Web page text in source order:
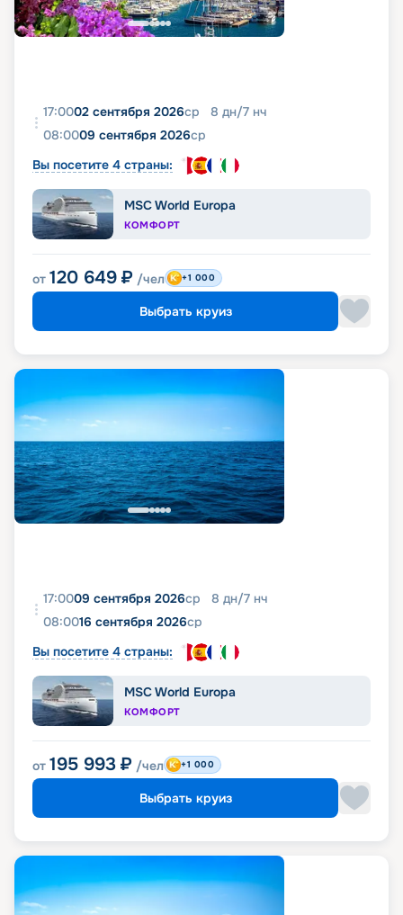
17:0002 сентября 2026ср 8 дн/7 нч
08:0009 сентября 2026ср
Вы посетите 4 страны:
MSC World Europa
КОМФОРТ
от 120 649 ₽ /чел +1 000
Выбрать круиз
17:0009 сентября 2026ср 8 дн/7 нч
08:0016 сентября 2026ср
Вы посетите 4 страны:
MSC World Europa
КОМФОРТ
от 195 993 ₽ /чел +1 000
Выбрать круиз